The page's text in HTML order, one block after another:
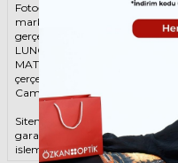
Fotoğraftaki Gözlük Çerçevesi
markanın orijinal
gerçekleştirilebilmektedir.
LUNOR Unisex Kahverengi
MATTE 48 Gözlük Çerçevesi
çerçeve rengi Kahverengi renktir.
Camlar %100 korumalı renkli
Sitemizden alacağınız LUNOR
garantilidir. Garanti
işlemleriniÖZKAN OPTİK